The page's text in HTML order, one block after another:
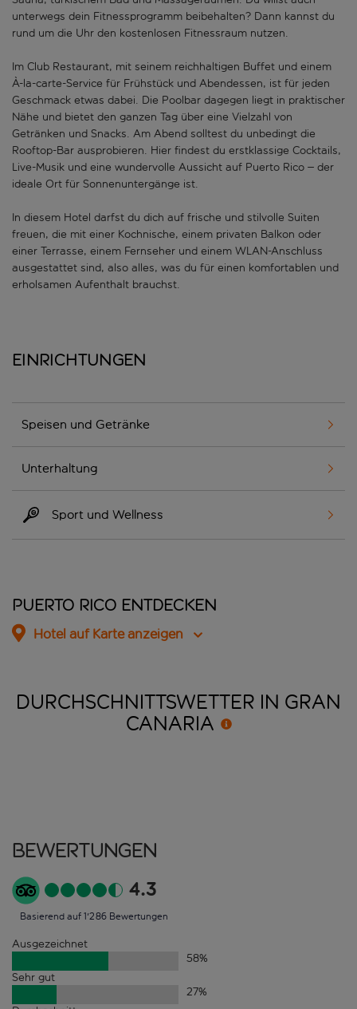
unterwegs dein Fitnessprogramm beibehalten? Dann kannst du
rund um die Uhr den kostenlosen Fitnessraum nutzen.
Im Club Restaurant, mit seinem reichhaltigen Buffet und einem
À-la-carte-Service für Frühstück und Abendessen, ist für jeden
Geschmack etwas dabei. Die Poolbar dagegen liegt in praktischer
Nähe und bietet den ganzen Tag über eine Vielzahl von
Getränken und Snacks. Am Abend solltest du unbedingt die
Rooftop-Bar ausprobieren. Hier findest du erstklassige Cocktails,
Live-Musik und eine wundervolle Aussicht auf Puerto Rico – der
ideale Ort für Sonnenuntergänge ist.
In diesem Hotel darfst du dich auf frische und stilvolle Suiten
freuen, die mit einer Kochnische, einem privaten Balkon oder
einer Terrasse, einem Fernseher und einem WLAN-Anschluss
ausgestattet sind, also alles, was du für einen komfortablen und
erholsamen Aufenthalt brauchst.
Einrichtungen
Speisen und Getränke
Unterhaltung
Sport und Wellness
Puerto Rico entdecken
Hotel auf Karte anzeigen
DURCHSCHNITTSWETTER IN GRAN
CANARIA
Bewertungen
4.3
Basierend auf 1'286 Bewertungen
Ausgezeichnet
58%
Sehr gut
27%